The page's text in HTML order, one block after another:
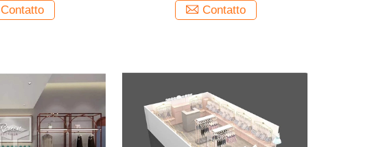
Contatto
ricambia i montaggi
Contatto